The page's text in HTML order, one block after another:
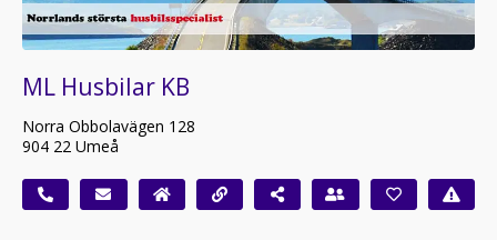
ML Husbilar KB
Norra Obbolavägen 128
904 22 Umeå